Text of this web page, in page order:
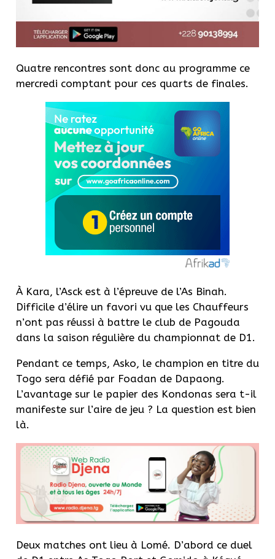
Quatre rencontres sont donc au programme ce
mercredi comptant pour ces quarts de finales.
À Kara, l’Asck est à l’épreuve de l’As Binah.
Difficile d’élire un favori vu que les Chauffeurs
n’ont pas réussi à battre le club de Pagouda
dans la saison régulière du championnat de D1.
Pendant ce temps, Asko, le champion en titre du
Togo sera défié par Foadan de Dapaong.
L’avantage sur le papier des Kondonas sera t-il
manifeste sur l’aire de jeu ? La question est bien
là.
Deux matches ont lieu à Lomé. D’abord ce duel